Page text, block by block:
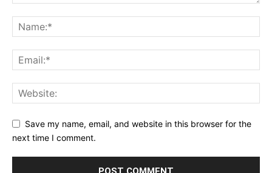
Save my name, email, and website in this browser for the
next time I comment.